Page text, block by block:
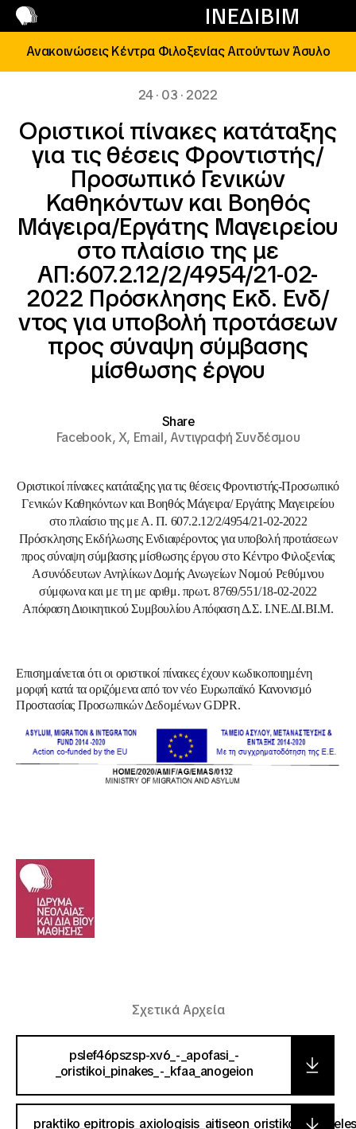
ΙΝΕΔΙΒΙΜ
Επικοινωνία
Ανακοινώσεις Κέντρα Φιλοξενίας Αιτούντων Άσυλο
24 · 03 · 2022
Οριστικοί πίνακες κατάταξης
για τις θέσεις Φροντιστής/
Προσωπικό Γενικών
Καθηκόντων και Βοηθός
Μάγειρα/Εργάτης Μαγειρείου
στο πλαίσιο της με
ΑΠ:607.2.12/2/4954/21-02-
2022 Πρόσκλησης Εκδ. Ενδ/
ντος για υποβολή προτάσεων
προς σύναψη σύμβασης
μίσθωσης έργου
Share
Facebook,X, Email,Αντιγραφή Συνδέσμου
Οριστικοί πίνακες κατάταξης για τις θέσεις Φροντιστής-Προσωπικό
Γενικών Καθηκόντων και Βοηθός Μάγειρα/ Εργάτης Μαγειρείου
στο πλαίσιο της με Α. Π. 607.2.12/2/4954/21-02-2022
Πρόσκλησης Εκδήλωσης Ενδιαφέροντος για υποβολή προτάσεων
προς σύναψη σύμβασης μίσθωσης έργου στο Κέντρο Φιλοξενίας
Ασυνόδευτων Ανηλίκων Δομής Ανωγείων Νομού Ρεθύμνου
σύμφωνα και με τη με αριθμ. πρωτ. 8769/551/18-02-2022
Απόφαση Διοικητικού Συμβουλίου Απόφαση Δ.Σ. Ι.ΝΕ.ΔΙ.ΒΙ.Μ.
Επισημαίνεται ότι οι οριστικοί πίνακες έχουν κωδικοποιημένη
μορφή κατά τα οριζόμενα από τον νέο Ευρωπαϊκό Κανονισμό
Προστασίας Προσωπικών Δεδομένων GDPR.
Σχετικά Αρχεία
pslef46pszsp-xv6_-_apofasi_-
_oristikoi_pinakes_-_kfaa_anogeion